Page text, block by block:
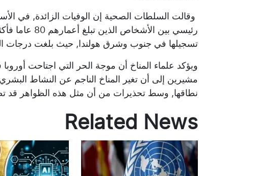
رئيسي بين
تسجيلها في جنوب وشرق هولندا, حيث بلغت درجات
ويؤكد علماء المناخ أن موجة الحر التي اجتاحت
مشيرين إلى أن تغير المناخ الناجم عن النشاط
نطاقها, وسط تحذيرات من أن مثل هذه الظواهر قد
Related News